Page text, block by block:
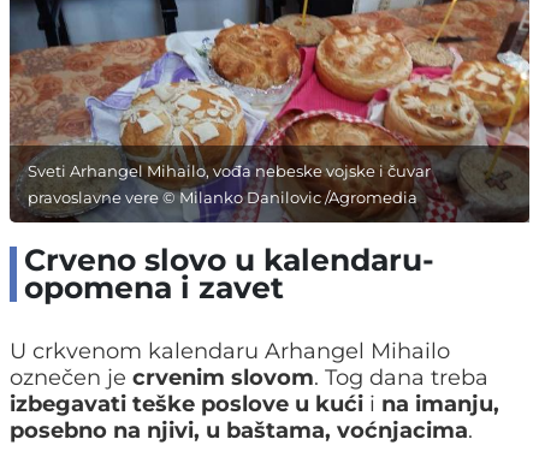
Sveti Arhangel Mihailo, vođa nebeske vojske i čuvar
pravoslavne vere © Milanko Danilovic /Agromedia
Crveno slovo u kalendaru-
opomena i zavet
U crkvenom kalendaru Arhangel Mihailo
oznečen je crvenim slovom. Tog dana treba
izbegavati teške poslove u kući i na imanju,
posebno na njivi, u baštama, voćnjacima.